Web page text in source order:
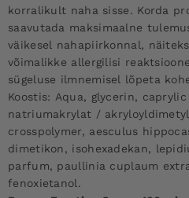
korralikult naha sisse. Korda
saavutada maksimaalne
väikesel nahapiirkonnal,
võimalikke allergilisi
sügeluse ilmnemisel lõpeta
Koostis: Aqua, glycerin,
natriumakrylat /
crosspolymer, aesculus
dimetikon, isohexadekan,
parfum, paullinia cuplaum
fenoxietanol.